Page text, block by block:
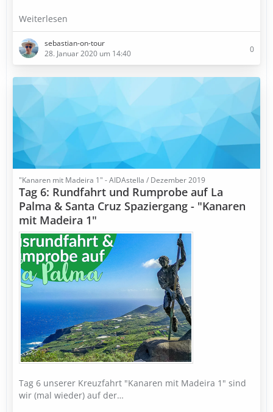
Weiterlesen
sebastian-on-tour
28. Januar 2020 um 14:40
0
"Kanaren mit Madeira 1" - AIDAstella / Dezember 2019
Tag 6: Rundfahrt und Rumprobe auf La
Palma & Santa Cruz Spaziergang - "Kanaren
mit Madeira 1"
Tag 6 unserer Kreuzfahrt "Kanaren mit Madeira 1" sind
wir (mal wieder) auf der…